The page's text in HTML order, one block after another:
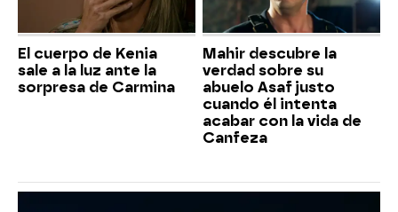
El cuerpo de Kenia
sale a la luz ante la
sorpresa de Carmina
Mahir descubre la
verdad sobre su
abuelo Asaf justo
cuando él intenta
acabar con la vida de
Canfeza